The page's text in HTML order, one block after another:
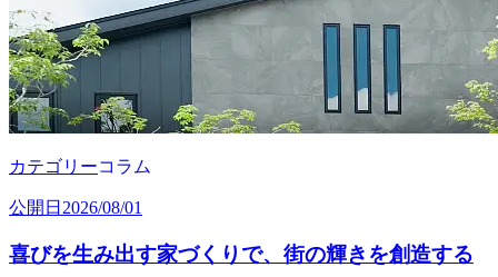
カテゴリーコラム
公開日 2026/08/01
喜びを生み出す家づくりで、街の輝きを創造する